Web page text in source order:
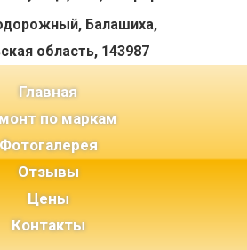
Балашиха,
область, 143987
Главная(current)
по маркам
Фотогалерея
Отзывы
Цены
Контакты